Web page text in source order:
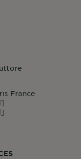
France